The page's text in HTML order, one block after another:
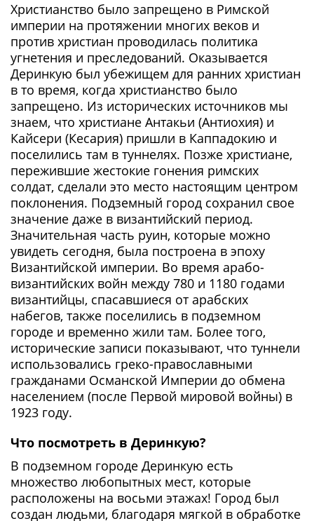
Христианство было запрещено в Римской
империи на протяжении многих веков и
против христиан проводилась политика
угнетения и преследований. Оказывается
Деринкую был убежищем для ранних христиан
в то время, когда христианство было
запрещено. Из исторических источников мы
знаем, что христиане Антакьи (Антиохия) и
Кайсери (Кесария) пришли в Каппадокию и
поселились там в туннелях. Позже христиане,
пережившие жестокие гонения римских
солдат, сделали это место настоящим центром
поклонения. Подземный город сохранил свое
значение даже в византийский период.
Значительная часть руин, которые можно
увидеть сегодня, была построена в эпоху
Византийской империи. Во время арабо-
византийских войн между 780 и 1180 годами
византийцы, спасавшиеся от арабских
набегов, также поселились в подземном
городе и временно жили там. Более того,
исторические записи показывают, что туннели
использовались греко-православными
гражданами Османской Империи до обмена
населением (после Первой мировой войны) в
1923 году.
Что посмотреть в Деринкую?
В подземном городе Деринкую есть
множество любопытных мест, которые
расположены на восьми этажах! Город был
создан людьми, благодаря мягкой в обработке